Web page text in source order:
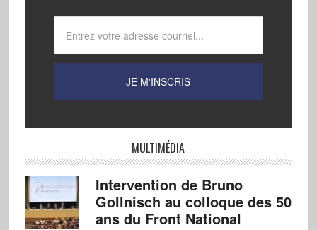
MULTIMÉDIA
Intervention de Bruno
Gollnisch au colloque des 50
ans du Front National